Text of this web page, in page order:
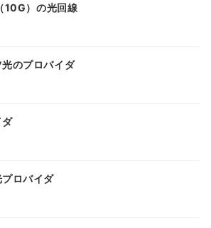
10G）の光回線
のプロバイダ
ダ
プロバイダ